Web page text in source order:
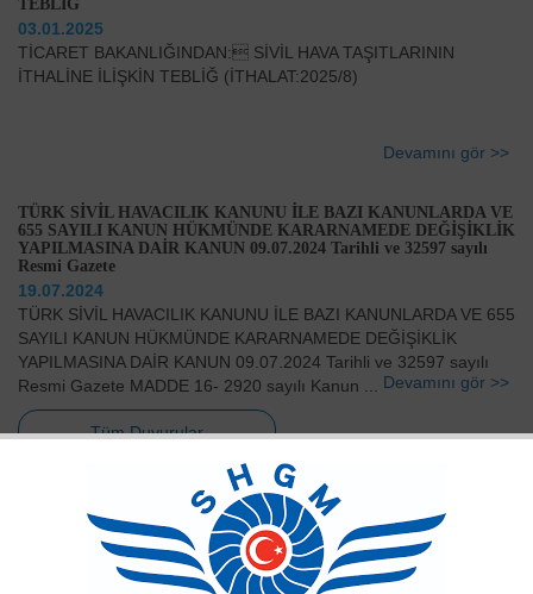
TEBLİĞ
03.01.2025
TİCARET BAKANLIĞINDAN: SİVİL HAVA TAŞITLARININ
İTHALİNE İLİŞKİN TEBLİĞ (İTHALAT:2025/8)
Devamını gör >>
TÜRK SİVİL HAVACILIK KANUNU İLE BAZI KANUNLARDA VE
655 SAYILI KANUN HÜKMÜNDE KARARNAMEDE DEĞİŞİKLİK
YAPILMASINA DAİR KANUN 09.07.2024 Tarihli ve 32597 sayılı
Resmi Gazete
19.07.2024
TÜRK SİVİL HAVACILIK KANUNU İLE BAZI KANUNLARDA VE 655
SAYILI KANUN HÜKMÜNDE KARARNAMEDE DEĞİŞİKLİK
YAPILMASINA DAİR KANUN 09.07.2024 Tarihli ve 32597 sayılı
Resmi Gazete MADDE 16- 2920 sayılı Kanun ...
Devamını gör >>
Tüm Duyurular
Sivil Hava Araçları Üçüncü Şahıs Mali Sorumluluk Sigortası
Hakkında Yönetmelik Güncellenmiştir